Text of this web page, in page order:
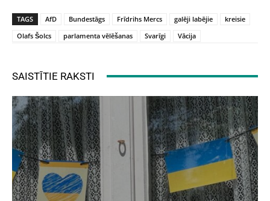
TAGS AfD Bundestāgs Frīdrihs Mercs galēji labējie
kreisie
Olafs Šolcs
parlamenta vēlēšanas Svarīgi Vācija
SAISTĪTIE RAKSTI